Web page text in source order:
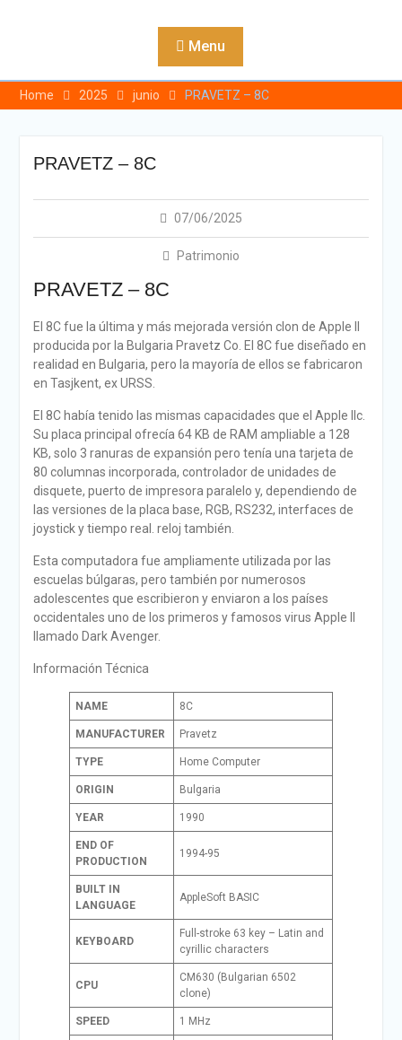
Menu
Home 2025 junio PRAVETZ – 8C
PRAVETZ – 8C
07/06/2025
Patrimonio
PRAVETZ – 8C
El 8C fue la última y más mejorada versión clon de Apple II
producida por la Bulgaria Pravetz Co. El 8C fue diseñado en
realidad en Bulgaria, pero la mayoría de ellos se fabricaron
en Tasjkent, ex URSS.
El 8C había tenido las mismas capacidades que el Apple IIc.
Su placa principal ofrecía 64 KB de RAM ampliable a 128
KB, solo 3 ranuras de expansión pero tenía una tarjeta de
80 columnas incorporada, controlador de unidades de
disquete, puerto de impresora paralelo y, dependiendo de
las versiones de la placa base, RGB, RS232, interfaces de
joystick y tiempo real. reloj también.
Esta computadora fue ampliamente utilizada por las
escuelas búlgaras, pero también por numerosos
adolescentes que escribieron y enviaron a los países
occidentales uno de los primeros y famosos virus Apple II
llamado Dark Avenger.
Información Técnica
NAME 8C
MANUFACTURER Pravetz
TYPE Home Computer
ORIGIN Bulgaria
YEAR 1990
END OF
PRODUCTION
1994-95
BUILT IN
LANGUAGE
AppleSoft BASIC
KEYBOARD
Full-stroke 63 key – Latin and
cyrillic characters
CPU
CM630 (Bulgarian 6502
clone)
SPEED 1 MHz